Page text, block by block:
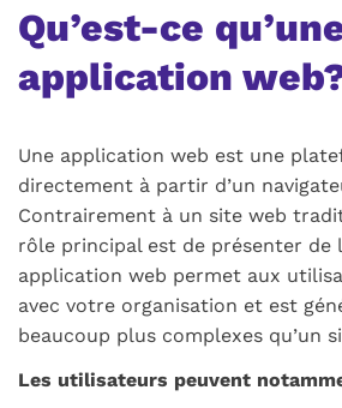
Qu’est-ce
application
Une application web est une
directement à partir d’un
Contrairement à un site web
rôle principal est de présenter de
application web permet aux
avec votre organisation et est
beaucoup plus complexes qu’un
Les utilisateurs peuvent